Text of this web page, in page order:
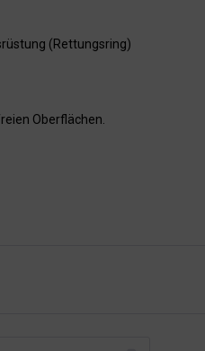
(Rettungsring)
Oberflächen.